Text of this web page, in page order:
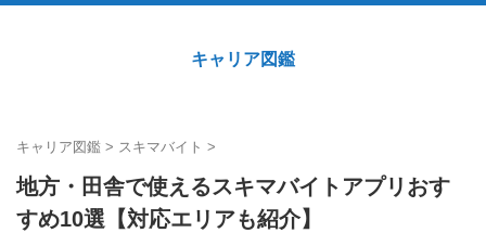
キャリア図鑑
キャリア図鑑 > スキマバイト >
地方・田舎で使えるスキマバイトアプリおす
すめ10選【対応エリアも紹介】